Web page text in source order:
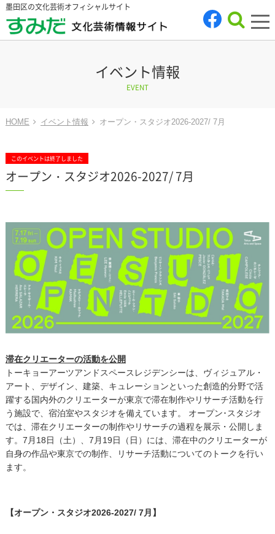
墨田区の文化芸術オフィシャルサイト
イベント情報
EVENT
HOME イベント情報 オープン・スタジオ2026-2027/ 7月
このイベントは終了しました
オープン・スタジオ2026-2027/ 7月
滞在クリエーターの活動を公開
トーキョーアーツアンドスペースレジデンシーは、ヴィジュアル・
アート、デザイン、建築、キュレーションといった創造的分野で活
躍する国内外のクリエーターが東京で滞在制作やリサーチ活動を行
う施設で、宿泊室やスタジオを備えています。 オープン･スタジオ
では、滞在クリエーターの制作やリサーチの過程を展示・公開しま
す。7月18日（土）、7月19日（日）には、滞在中のクリエーターが
自身の作品や東京での制作、リサーチ活動についてのトークを行い
ます。
【オープン・スタジオ2026-2027/ 7月 】